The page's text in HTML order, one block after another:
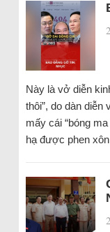
Này là vở diễn
thôi”, do dàn diễn
mấy cái “bóng
hạ được phen